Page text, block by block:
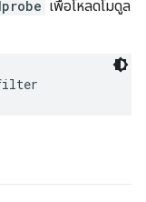
เพื่อโหลดโมดูล